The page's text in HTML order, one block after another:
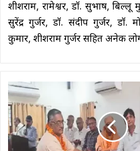
शीशराम, रामेश्वर, डॉ. सुभाष, बिल्लू
सुरेंद्र गुर्जर, डॉ. संदीप गुर्जर, डॉ.
कुमार, शीशराम गुर्जर सहित अनेक